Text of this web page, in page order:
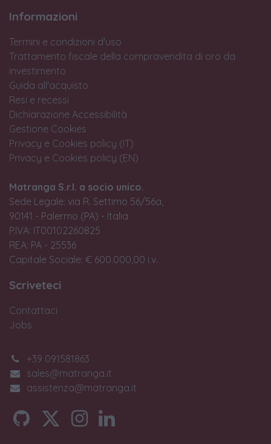
Informazioni
Termini e condizioni d'uso
Trattamento fiscale della compravendita di oro da
investimento
Guida all'acquisto
Resi e recessi
Dichiarazione Accessibilità
Gestione Cookies
Privacy e Cookies policy (IT)
Privacy e Cookies policy (EN)
Matranga S.r.l. a socio unico.
Sede Legale: via R. Settimo 56/56a,
90141 - Palermo (PA) - Italia
P.IVA: IT00102260825
REA: PA - 25536
Capitale Sociale: € 600.000,00 i.v.
Scriveteci
Contattaci
Jobs
+39 091581863
sales@matranga.it
assistenza@matranga.it